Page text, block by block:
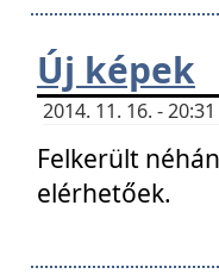
Új képek
2014. 11. 16. -
Felkerült
elérhetőek.